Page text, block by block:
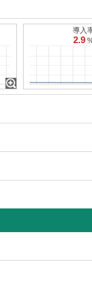
導入
2.9